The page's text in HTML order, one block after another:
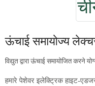
ऊंचाई समायोज्य
विद्युत द्वारा ऊंचाई समायोजित करने
हमारे पेशेवर इलेक्ट्रिक हाइट-